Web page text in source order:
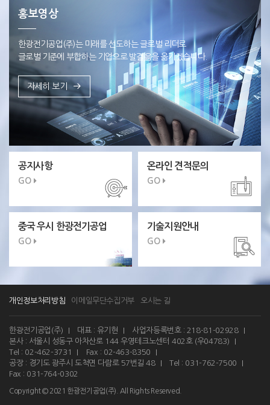
홍보영상
한광전기공업(주)는 미래를 선도하는 글로벌 리더로
글로벌 기준에 부합하는 기업으로 발걸음을 옮기겠습니다.
자세히 보기
공지사항
GO
온라인 견적문의
GO
중국 우시 한광전기공업
GO
기술지원안내
GO
개인정보처리방침 이메일무단수집거부 오시는 길
한광전기공업(주) 대표 : 유기현
사업자등록번호 : 218-81-02928
본사 : 서울시 성동구 아차산로 144 우영테크노센터 402호 (우04783)
Tel : 02-462-3731
Fax : 02-463-8350
공장 : 경기도 광주시 도척면 다람로 57번길 48
Tel : 031-762-7500
Fax : 031-764-0302
Copyright © 2021 한광전기공업(주). All Rights Reserved.